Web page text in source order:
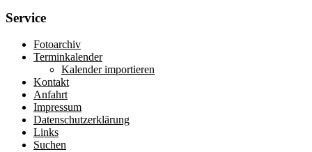
Service
Fotoarchiv
Terminkalender
Kalender importieren
Kontakt
Anfahrt
Impressum
Datenschutzerklärung
Links
Suchen